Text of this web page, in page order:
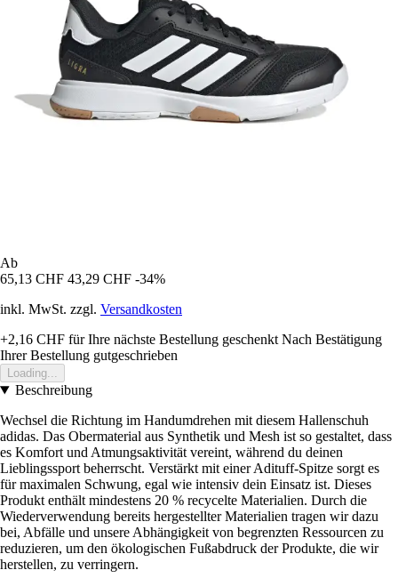
Ab
65,13 CHF 43,29 CHF -34%
inkl. MwSt. zzgl. Versandkosten
+2,16 CHF für Ihre nächste Bestellung geschenkt Nach Bestätigung
Ihrer Bestellung gutgeschrieben
Loading...
Beschreibung
Wechsel die Richtung im Handumdrehen mit diesem Hallenschuh
adidas. Das Obermaterial aus Synthetik und Mesh ist so gestaltet, dass
es Komfort und Atmungsaktivität vereint, während du deinen
Lieblingssport beherrscht. Verstärkt mit einer Adituff-Spitze sorgt es
für maximalen Schwung, egal wie intensiv dein Einsatz ist. Dieses
Produkt enthält mindestens 20 % recycelte Materialien. Durch die
Wiederverwendung bereits hergestellter Materialien tragen wir dazu
bei, Abfälle und unsere Abhängigkeit von begrenzten Ressourcen zu
reduzieren, um den ökologischen Fußabdruck der Produkte, die wir
herstellen, zu verringern.